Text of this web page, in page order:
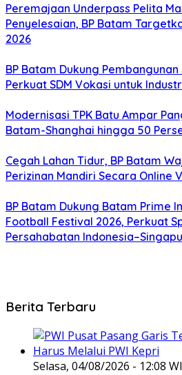
Peremajaan Underpass Pelita
Penyelesaian, BP Batam
2026
BP Batam Dukung Pembangunan
Perkuat SDM Vokasi untuk
Modernisasi TPK Batu Ampar
Batam-Shanghai hingga 50
Cegah Lahan Tidur, BP Batam
Perizinan Mandiri Secara Online
BP Batam Dukung Batam Prime
Football Festival 2026, Perkuat
Persahabatan
Berita Terbaru
Selasa, 04/08/2026 - 12:08